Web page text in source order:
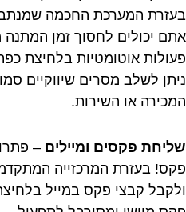
בעזרת המערכת החכמה
אתם יכולים לחסוך זמן
פעולות אוטומטיות בלחיצת
ניתן לשלב מסרים שיווקיים
המכירה או השירות.
שליחת פקסים ומיילים –
פקס! בעזרת המרכזייה
ולקבל קבצי פקס במייל